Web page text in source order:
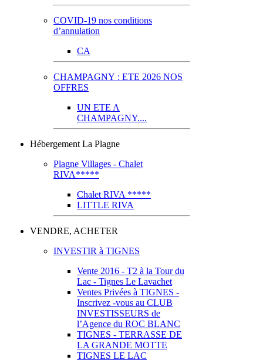
COVID-19 nos conditions
d’annulation
CA
CHAMPAGNY : ETE 2026 NOS
OFFRES
UN ETE A
CHAMPAGNY....
Hébergement La Plagne
Plagne Villages - Chalet
RIVA*****
Chalet RIVA *****
LITTLE RIVA
VENDRE, ACHETER
INVESTIR à TIGNES
Vente 2016 - T2 à la Tour du
Lac - Tignes Le Lavachet
Ventes Privées à TIGNES -
Inscrivez -vous au CLUB
INVESTISSEURS de
l’Agence du ROC BLANC
TIGNES - TERRASSE DE
LA GRANDE MOTTE
TIGNES LE LAC